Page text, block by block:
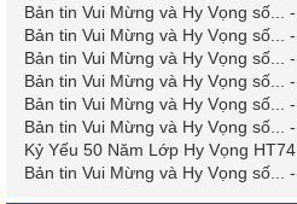
Bản tin Vui Mừng và Hy Vọng số...
-
Bản tin Vui Mừng và Hy Vọng số...
-
Bản tin Vui Mừng và Hy Vọng số...
-
Bản tin Vui Mừng và Hy Vọng số...
-
Bản tin Vui Mừng và Hy Vọng số...
-
Bản tin Vui Mừng và Hy Vọng số...
-
Kỷ Yếu 50 Năm Lớp Hy Vọng HT74
Bản tin Vui Mừng và Hy Vọng số...
-